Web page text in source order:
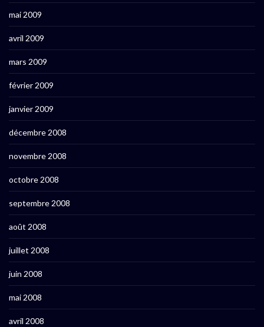
mai 2009
avril 2009
mars 2009
février 2009
janvier 2009
décembre 2008
novembre 2008
octobre 2008
septembre 2008
août 2008
juillet 2008
juin 2008
mai 2008
avril 2008